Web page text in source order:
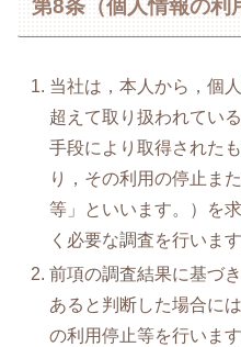
第8条（個人情報の利
当社は，本人から，個
超えて取り扱われてい
手段により取得された
り，その利用の停止ま
等」といいます。）を
く必要な調査を行います
前項の調査結果に基づ
あると判断した場合に
の利用停止等を行います